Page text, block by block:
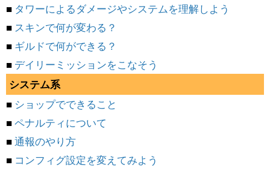
■ タワーによるダメージやシステムを理解しよう
■ スキンで何が変わる？
■ ギルドで何ができる？
■ デイリーミッションをこなそう
システム系
■ ショップでできること
■ペナルティについて
■通報のやり方
■ コンフィグ設定を変えてみよう